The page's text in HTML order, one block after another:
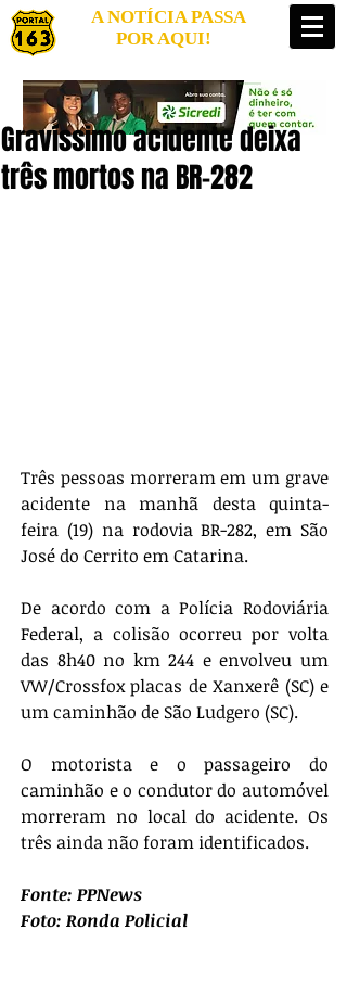
A NOTÍCIA PASSA
POR AQUI!
Gravíssimo acidente deixa
três mortos na BR-282
Três pessoas morreram em um grave
acidente na manhã desta quinta-
feira (19) na rodovia BR-282, em São
José do Cerrito em Catarina.
De acordo com a Polícia Rodoviária
Federal, a colisão ocorreu por volta
das 8h40 no km 244 e envolveu um
VW/Crossfox placas de Xanxerê (SC) e
um caminhão de São Ludgero (SC).
O motorista e o passageiro do
caminhão e o condutor do automóvel
morreram no local do acidente. Os
três ainda não foram identificados.
Fonte: PPNews
Foto: Ronda Policial